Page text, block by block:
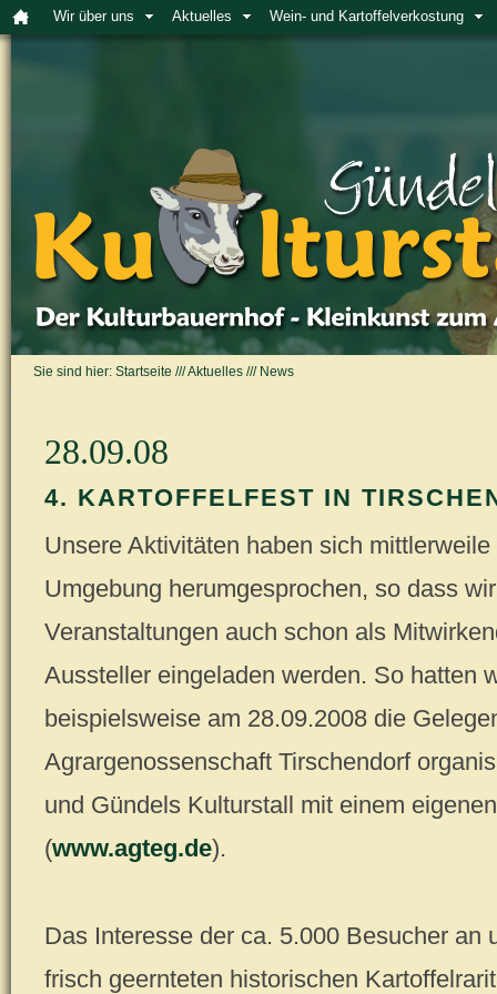
Wir über uns Aktuelles Wein- und Kartoffelverkostung
Sie sind hier: Startseite ///Aktuelles /// News
28.09.08
4. KARTOFFELFEST IN
Unsere Aktivitäten haben sich mittlerweile
Umgebung herumgesprochen, so dass
Veranstaltungen auch schon als
Aussteller eingeladen werden. So hatten
beispielsweise am 28.09.2008 die
Agrargenossenschaft Tirschendorf
und Gündels Kulturstall mit einem
(www.agteg.de).
Das Interesse der ca. 5.000 Besucher an
frisch geernteten historischen